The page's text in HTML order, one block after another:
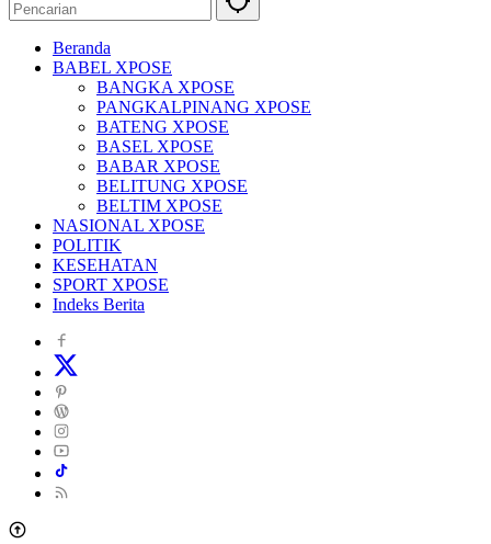
Beranda
BABEL XPOSE
BANGKA XPOSE
PANGKALPINANG XPOSE
BATENG XPOSE
BASEL XPOSE
BABAR XPOSE
BELITUNG XPOSE
BELTIM XPOSE
NASIONAL XPOSE
POLITIK
KESEHATAN
SPORT XPOSE
Indeks Berita